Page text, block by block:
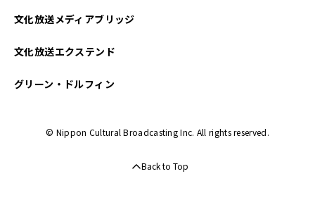
2024年11月
2024年10月
2024年09月
文化放送メディアブリッジ
文化放送エクステンド
グリーン・ドルフィン
© Nippon Cultural Broadcasting Inc. All rights reserved.
Back to Top